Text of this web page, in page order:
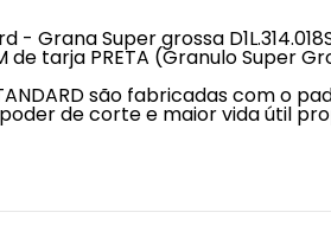
Grana Super grossa
tarja PRETA (Granulo Super
são fabricadas com o
de corte e maior vida útil